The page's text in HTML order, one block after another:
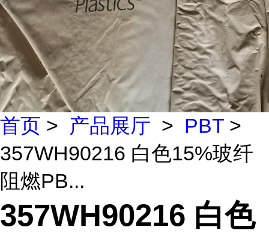
首页 > 产品展厅 > PBT >
357WH90216 白色15%玻纤
阻燃PB...
357WH90216 白色